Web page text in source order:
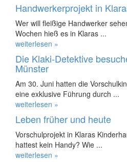
Handwerkerprojekt in
Wer will fleißige Handwerker
Wochen hieß es in Klaras ...
weiterlesen »
Die Klaki-Detektive
Münster
Am 30. Juni hatten die
eine exklusive Führung durch ...
weiterlesen »
Leben früher und heute
Vorschulprojekt in Klaras
hattest kein Handy? Wie ...
weiterlesen »